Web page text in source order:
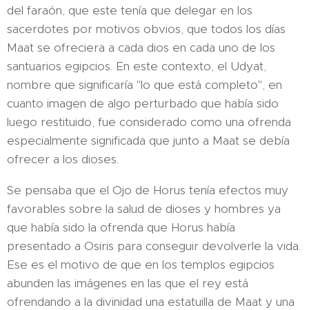
del faraón, que este tenía que delegar en los
sacerdotes por motivos obvios, que todos los días
Maat se ofreciera a cada dios en cada uno de los
santuarios egipcios. En este contexto, el Udyat,
nombre que significaría "lo que está completo", en
cuanto imagen de algo perturbado que había sido
luego restituido, fue considerado como una ofrenda
especialmente significada que junto a Maat se debía
ofrecer a los dioses.
Se pensaba que el Ojo de Horus tenía efectos muy
favorables sobre la salud de dioses y hombres ya
que había sido la ofrenda que Horus había
presentado a Osiris para conseguir devolverle la vida.
Ese es el motivo de que en los templos egipcios
abunden las imágenes en las que el rey está
ofrendando a la divinidad una estatuilla de Maat y una